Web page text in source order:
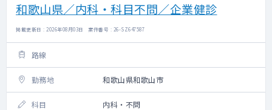
和歌山県／内科・科目不問／企業健診
掲載更新日 : 2026年08月03日 案件番号 : 26-SZ647587
路線
勤務地 和歌山県和歌山市
科目 内科・不問